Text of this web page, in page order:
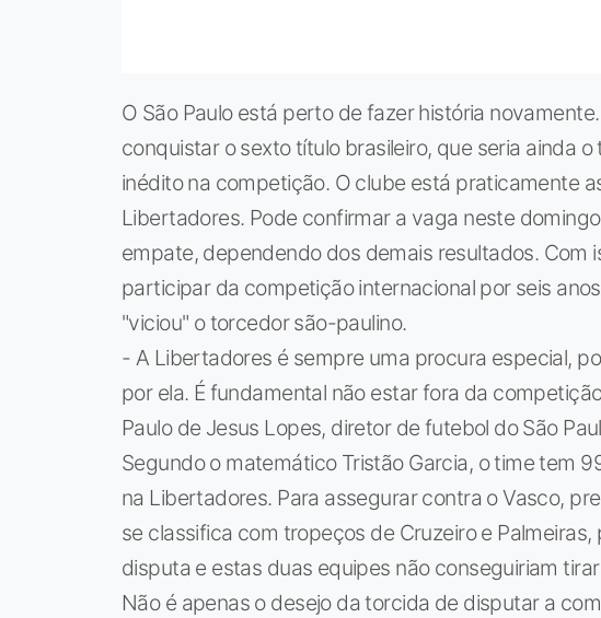
O São Paulo está perto de fazer história
conquistar o sexto título brasileiro, que seria ainda
inédito na competição. O clube está praticamente
Libertadores. Pode confirmar a vaga neste
empate, dependendo dos demais resultados. Com
participar da competição internacional por seis
"viciou" o torcedor são-paulino.
- A Libertadores é sempre uma procura especial,
por ela. É fundamental não estar fora da
Paulo de Jesus Lopes, diretor de futebol do São
Segundo o matemático Tristão Garcia, o time tem
na Libertadores. Para assegurar contra o Vasco,
se classifica com tropeços de Cruzeiro e
disputa e estas duas equipes não conseguiriam
Não é apenas o desejo da torcida de disputar a